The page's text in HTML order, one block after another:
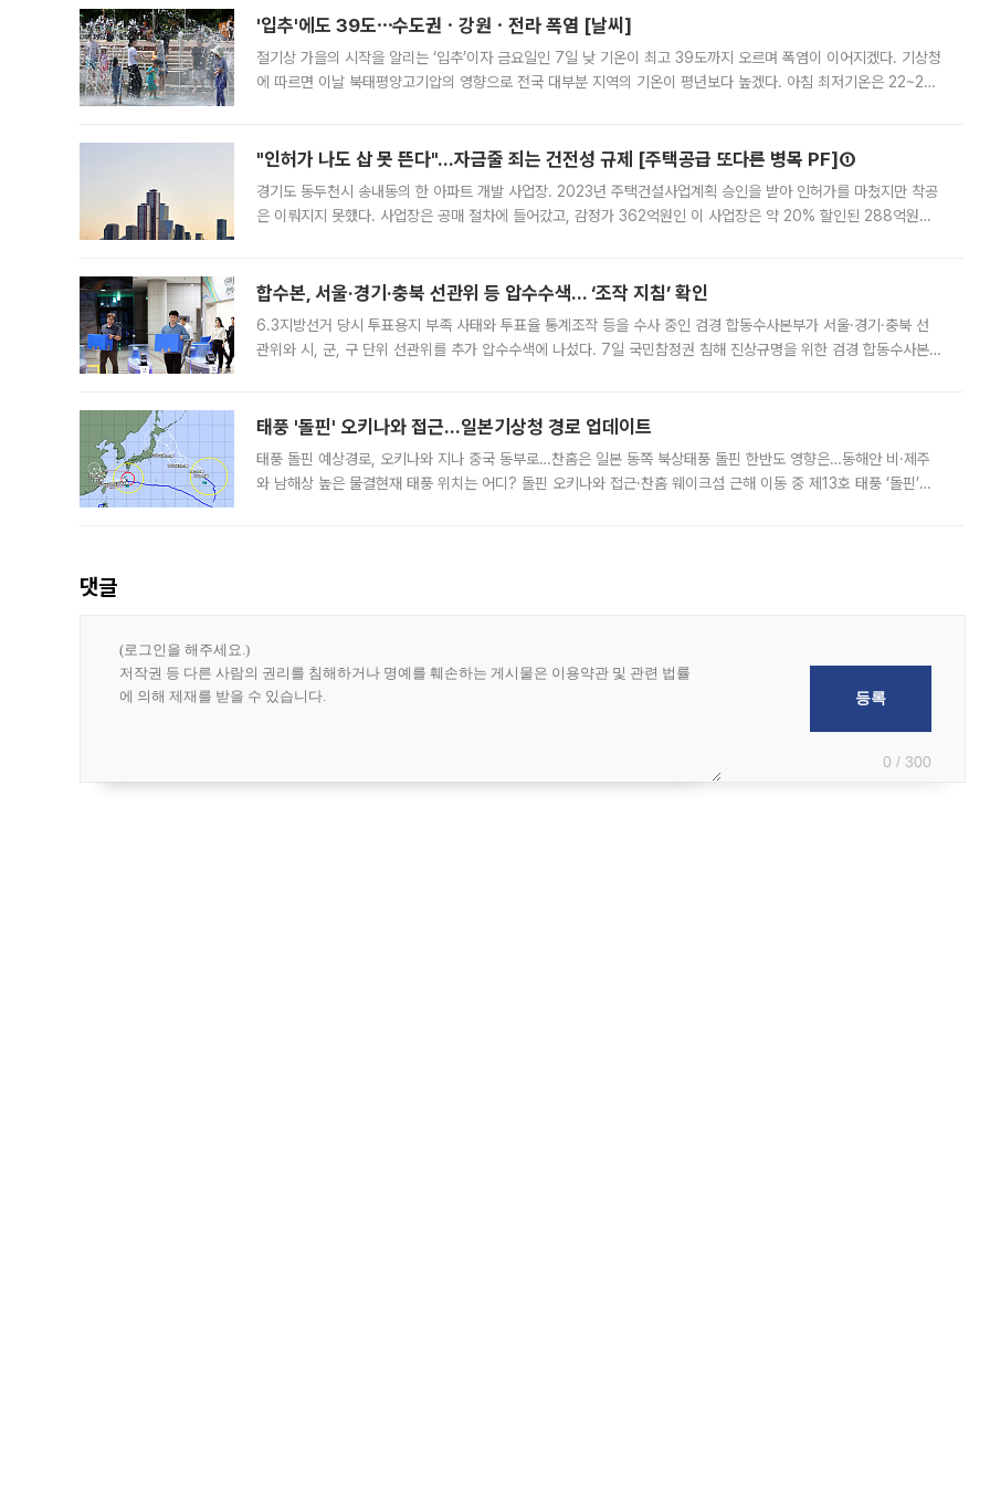
'입추'에도 39도⋯수도권ㆍ강원ㆍ전라 폭염 [날씨]
절기상 가을의 시작을 알리는 ‘입추’이자 금요일인 7일 낮 기온이 최고 39도까지 오르며 폭염이 이어지겠다. 기상청
에 따르면 이날 북태평양고기압의 영향으로 전국 대부분 지역의 기온이 평년보다 높겠다. 아침 최저기온은 22~27
"인허가 나도 삽 못 뜬다"…자금줄 죄는 건전성 규제 [주택공급 또다른 병목 PF]①
경기도 동두천시 송내동의 한 아파트 개발 사업장. 2023년 주택건설사업계획 승인을 받아 인허가를 마쳤지만 착공
은 이뤄지지 못했다. 사업장은 공매 절차에 들어갔고, 감정가 362억원인 이 사업장은 약 20% 할인된 288억원에
합수본, 서울·경기·충북 선관위 등 압수수색… ‘조작 지침’ 확인
6.3지방선거 당시 투표용지 부족 사태와 투표율 통계조작 등을 수사 중인 검경 합동수사본부가 서울·경기·충북 선
관위와 시, 군, 구 단위 선관위를 추가 압수수색에 나섰다. 7일 국민참정권 침해 진상규명을 위한 검경 합동수사본
태풍 '돌핀' 오키나와 접근…일본기상청 경로 업데이트
태풍 돌핀 예상경로, 오키나와 지나 중국 동부로…찬홈은 일본 동쪽 북상태풍 돌핀 한반도 영향은…동해안 비·제주
와 남해상 높은 물결현재 태풍 위치는 어디? 돌핀 오키나와 접근·찬홈 웨이크섬 근해 이동 중 제13호 태풍 ‘돌핀’이
댓글
0 / 300